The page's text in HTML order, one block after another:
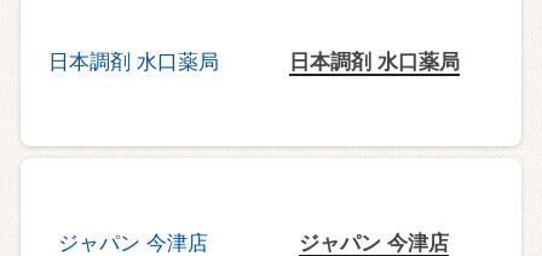
日本調剤 水口薬局
ジャパン 今津店